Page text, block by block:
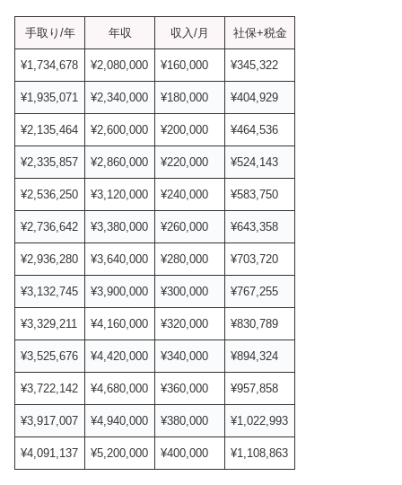
手取り/年 年収 収入/月 社保+税金
¥1,734,678 ¥2,080,000 ¥160,000 ¥345,322
¥1,935,071 ¥2,340,000 ¥180,000 ¥404,929
¥2,135,464 ¥2,600,000 ¥200,000 ¥464,536
¥2,335,857 ¥2,860,000 ¥220,000 ¥524,143
¥2,536,250 ¥3,120,000 ¥240,000 ¥583,750
¥2,736,642 ¥3,380,000 ¥260,000 ¥643,358
¥2,936,280 ¥3,640,000 ¥280,000 ¥703,720
¥3,132,745 ¥3,900,000 ¥300,000 ¥767,255
¥3,329,211 ¥4,160,000 ¥320,000 ¥830,789
¥3,525,676 ¥4,420,000 ¥340,000 ¥894,324
¥3,722,142 ¥4,680,000 ¥360,000 ¥957,858
¥3,917,007 ¥4,940,000 ¥380,000 ¥1,022,993
¥4,091,137 ¥5,200,000 ¥400,000 ¥1,108,863